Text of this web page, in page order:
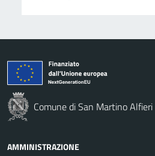
Comune di San Martino Alfieri
AMMINISTRAZIONE